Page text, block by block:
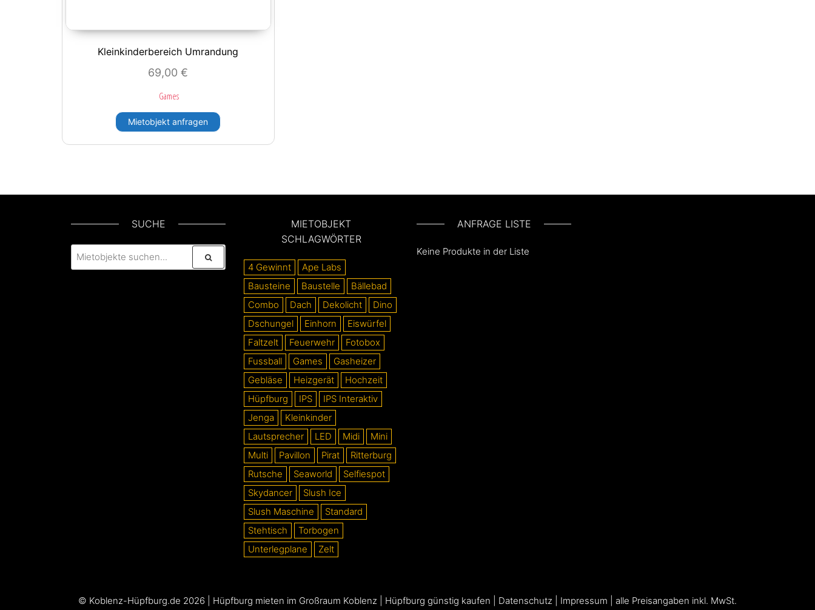
Kleinkinderbereich Umrandung
69,00€
Games
Mietobjekt anfragen
SUCHE
MIETOBJEKT
SCHLAGWÖRTER
4 Gewinnt
Ape Labs
Bausteine
Baustelle
Bällebad
Combo
Dach Dekolicht
Dino
Dschungel
Einhorn
Eiswürfel
Faltzelt
Feuerwehr
Fotobox
Fussball
Games
Gasheizer
Gebläse
Heizgerät
Hochzeit
Hüpfburg
IPS
IPS Interaktiv
Jenga
Kleinkinder
Lautsprecher
LED Midi
Mini
Multi
Pavillon Pirat
Ritterburg
Rutsche
Seaworld
Selfiespot
Skydancer
Slush Ice
Slush Maschine
Standard
Stehtisch
Torbogen
Unterlegplane
Zelt
ANFRAGE LISTE
Keine Produkte in der Liste
© Koblenz-Hüpfburg.de 2026 | Hüpfburg mieten im Großraum Koblenz Hüpfburg günstig kaufen Datenschutz Impressum | alle Preisangaben inkl. MwSt.